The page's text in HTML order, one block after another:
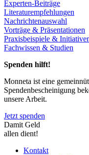
Experten-Beiträge
Literaturempfehlungen
Nachrichtenauswahl
Vorträge & Präsentationen
Praxisbeispiele &
Fachwissen & Studien
Spenden hilft!
Monneta ist eine
Spendenbescheinigung
unsere Arbeit.
Jetzt spenden
Damit Geld
allen dient!
Kontakt